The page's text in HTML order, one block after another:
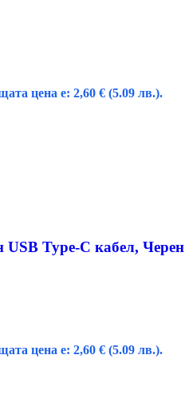
цена е: 2,60 € (5.09 лв.).
USB Type-C кабел, Черен
цена е: 2,60 € (5.09 лв.).